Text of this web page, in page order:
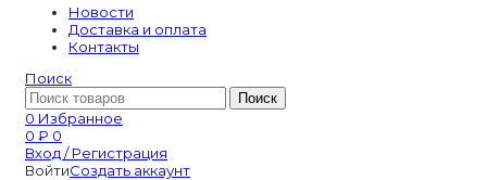
Новости
Доставка и оплата
Контакты
Поиск
Поиск
0 Избранное
0 ₽ 0
Вход / Регистрация
ВойтиСоздать аккаунт